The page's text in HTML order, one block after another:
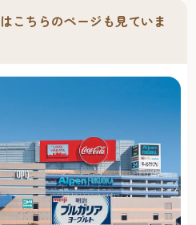
（予約15:00まで） 定休日／
日～1月4日 TEL／092-707-3193
こちらのページも見ていま